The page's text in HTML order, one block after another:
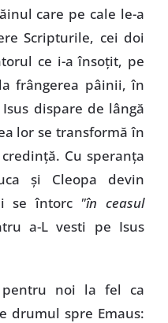
care pe cale le-a
Scripturile, cei doi
ce i-a însoţit, pe
frângerea pâinii, în
dispare de lângă
lor se transformă în
Cu speranţa
şi Cleopa devin
se întorc "în ceasul
a-L vesti pe Isus
pentru noi la fel ca
drumul spre Emaus: